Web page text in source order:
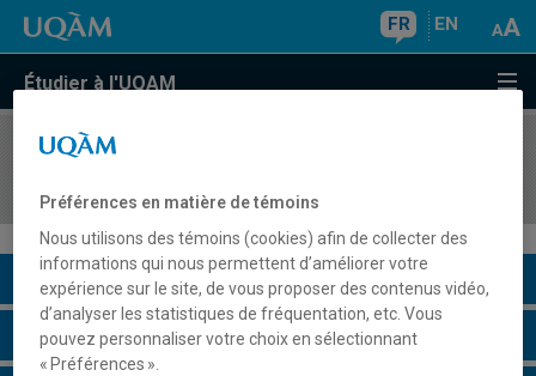
FR EN
Étudier à l'UQAM
COURS//
Description du cours
Horaire - Été 2026
Préférences en matière de témoins
Nous utilisons des témoins (cookies) afin de collecter des
informations qui nous permettent d’améliorer votre
expérience sur le site, de vous proposer des contenus vidéo,
d’analyser les statistiques de fréquentation, etc. Vous
pouvez personnaliser votre choix en sélectionnant
« Préférences ».